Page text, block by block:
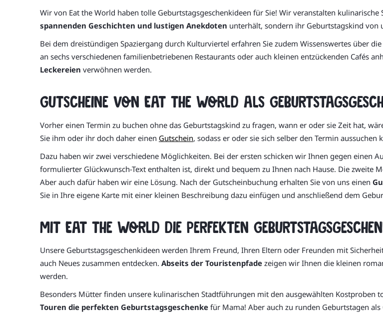
Wir von Eat the World haben tolle Geburtstagsgeschenkideen für Sie! Wir veranstalten
spannenden Geschichten und lustigen Anekdoten unterhält, sondern ihr Geburtstagskind von
Bei dem dreistündigen Spaziergang durch Kulturviertel erfahren Sie zudem Wissenswertes über
an sechs verschiedenen familienbetriebenen Restaurants oder auch kleinen entzückenden Cafés
Leckereien verwöhnen werden.
Gutscheine von Eat the World als
Vorher einen Termin zu buchen ohne das Geburtstagskind zu fragen, wann er oder sie Zeit hat,
Sie ihm oder ihr doch daher einen Gutschein, sodass er oder sie sich selber den Termin
Dazu haben wir zwei verschiedene Möglichkeiten. Bei der ersten schicken wir Ihnen gegen einen
formulierter Glückwunsch-Text enthalten ist, direkt und bequem zu Ihnen nach Hause. Die zweite
Aber auch dafür haben wir eine Lösung. Nach der Gutscheinbuchung erhalten Sie von uns einen
Sie in Ihre eigene Karte mit einer kleinen Beschreibung dazu einfügen und anschließend dem
Mit Eat the World die perfekten
Unsere Geburtstagsgeschenkideen werden Ihrem Freund, Ihren Eltern oder Freunden mit
auch Neues zusammen entdecken. Abseits der Touristenpfade zeigen wir Ihnen die kleinen
werden.
Besonders Mütter finden unsere kulinarischen Stadtführungen mit den ausgewählten Kostproben
Touren die perfekten Geburtstagsgeschenke für Mama! Aber auch zu runden Geburtstagen